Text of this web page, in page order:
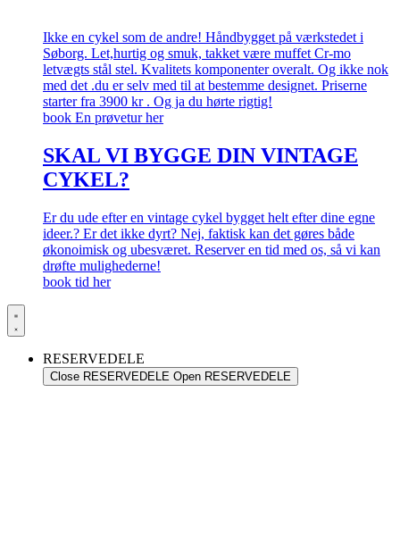
Ikke en cykel som de andre! Håndbygget på værkstedet i
Søborg. Let,hurtig og smuk, takket være muffet Cr-mo
letvægts stål stel. Kvalitets komponenter overalt. Og ikke nok
med det .du er selv med til at bestemme designet. Priserne
starter fra 3900 kr . Og ja du hørte rigtig!
book En prøvetur her
SKAL VI BYGGE DIN VINTAGE
CYKEL?
Er du ude efter en vintage cykel bygget helt efter dine egne
ideer.? Er det ikke dyrt? Nej, faktisk kan det gøres både
økonoimisk og ubesværet. Reserver en tid med os, så vi kan
drøfte mulighederne!
book tid her
RESERVEDELE
Close RESERVEDELE Open RESERVEDELE